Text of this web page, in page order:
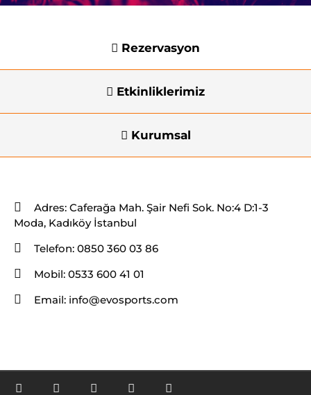
Rezervasyon
Etkinliklerimiz
Kurumsal
Adres: Caferağa Mah. Şair Nefi Sok. No:4 D:1-3
Moda, Kadıköy İstanbul
Telefon: 0850 360 03 86
Mobil: 0533 600 41 01
Email: info@evosports.com